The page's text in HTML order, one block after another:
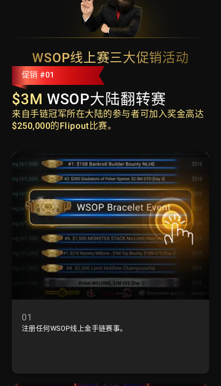
WSOP线上赛三大促销活动
促销 #01
$3M WSOP大陆翻转赛
来自手链冠军所在大陆的参与者可加入奖金高达
$250,000的Flipout比赛。
01
注册任何WSOP线上金手链赛事。